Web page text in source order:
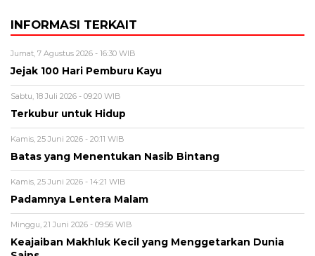
INFORMASI TERKAIT
Jumat, 7 Agustus 2026 - 16:30 WIB
Jejak 100 Hari Pemburu Kayu
Sabtu, 18 Juli 2026 - 09:20 WIB
Terkubur untuk Hidup
Kamis, 25 Juni 2026 - 20:11 WIB
Batas yang Menentukan Nasib Bintang
Kamis, 25 Juni 2026 - 14:21 WIB
Padamnya Lentera Malam
Minggu, 21 Juni 2026 - 09:56 WIB
Keajaiban Makhluk Kecil yang Menggetarkan Dunia